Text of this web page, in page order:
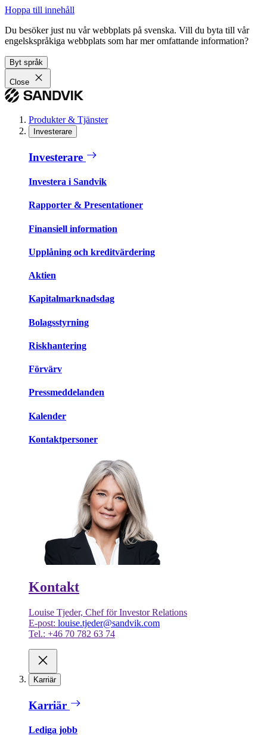
Hoppa till innehåll
Du besöker just nu vår webbplats på svenska. Vill du byta till vår
engelskspråkiga webbplats som har mer omfattande information?
Byt språk
Close
Produkter & Tjänster
Investerare
Investerare
Investera i Sandvik
Rapporter & Presentationer
Finansiell information
Upplåning och kreditvärdering
Aktien
Kapitalmarknadsdag
Bolagsstyrning
Riskhantering
Förvärv
Pressmeddelanden
Kalender
Kontaktpersoner
Kontakt
Louise Tjeder, Chef för Investor Relations
E-post: louise.tjeder@sandvik.com
Tel.: +46 70 782 63 74
Karriär
Karriär
Lediga jobb